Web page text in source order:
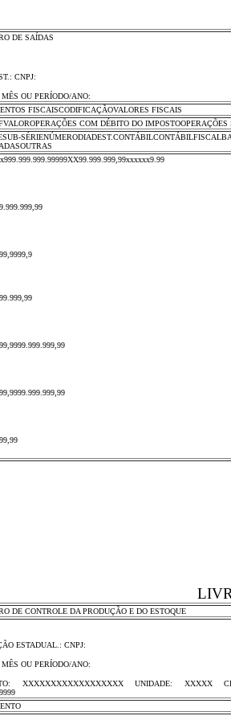
DE SAÍDAS
CNPJ:
OU PERÍODO/ANO:
FISCAISCODIFICAÇÃOVALORES FISCAIS
COM DÉBITO DO
DE CONTROLE DA PRODUÇÃO E DO ESTOQUE
ESTADUAL.: CNPJ:
OU PERÍODO/ANO:
XXXXXXXXXXXXXXXXXX UNIDADE: XXXXX